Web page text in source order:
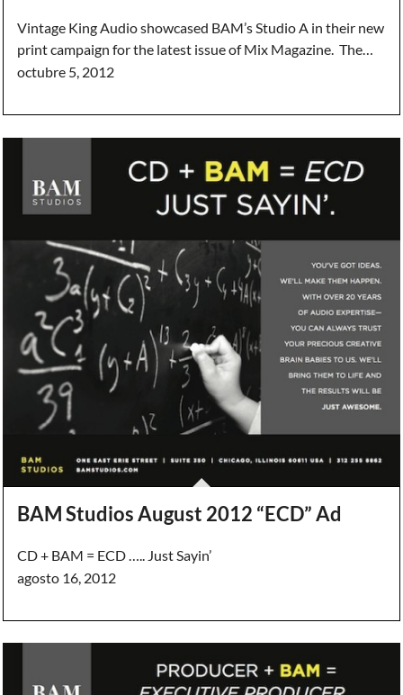
Vintage King Audio showcased BAM’s Studio A in their new
print campaign for the latest issue of Mix Magazine. The…
octubre 5, 2012
BAM Studios August 2012 “ECD” Ad
CD + BAM = ECD ….. Just Sayin’
agosto 16, 2012